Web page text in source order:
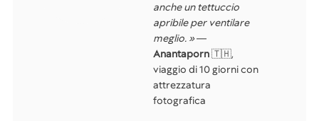
anche un tettuccio
apribile per ventilare
meglio. »—
Anantaporn🇹🇭,
viaggio di 10 giorni con
attrezzatura
fotografica